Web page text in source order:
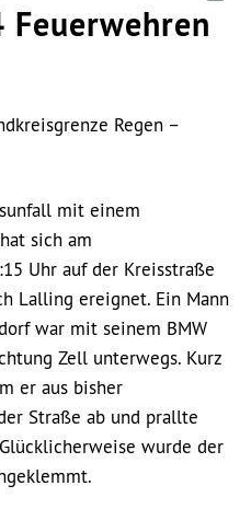
Feuerwehren
Regen –
mit einem
sich am
Uhr auf der Kreisstraße
Lalling ereignet. Ein Mann
war mit seinem BMW
Zell unterwegs. Kurz
er aus bisher
Straße ab und prallte
wurde der